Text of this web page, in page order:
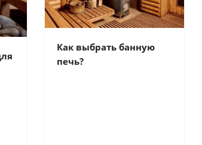
Как выбрать банную
печь?